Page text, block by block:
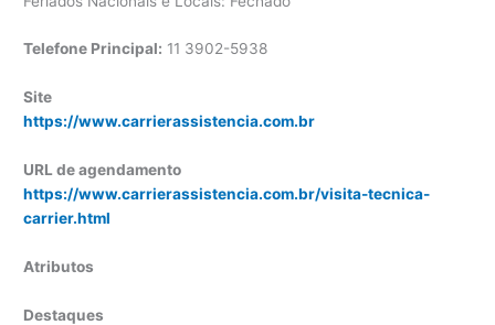
Telefone Principal: 11 3902-5938
Site
https://www.carrierassistencia.com.br
URL de agendamento
https://www.carrierassistencia.com.br/visita-tecnica-
carrier.html
Atributos
Destaques